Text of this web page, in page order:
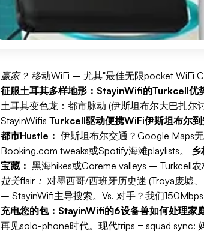
赢家？ 移动WiFi – 尤其"最佳无限pocket WiFi
征服土耳其多样地形：StayinWifi的Turkcell优
土耳其变色龙：都市脉动 (伊斯坦布尔大巴扎尔
StayinWifis Turkcell驱动便携WiFi伊斯坦布尔
都市Hustle： 伊斯坦布尔交通？Google Maps
Booking.com tweaks或Spotify海滩playlists。 乡
宝藏： 黑海hikes或Göreme valleys – Turkcell
拉美flair： 对墨西哥/西班牙历史迷 (Troya废墟
– StayinWifi主导搜索。Vs. 对手？我们
充电您的包：StayinWifi的6设备兽如何处理家
再见solo-phone时代。现代trips = squad sync: